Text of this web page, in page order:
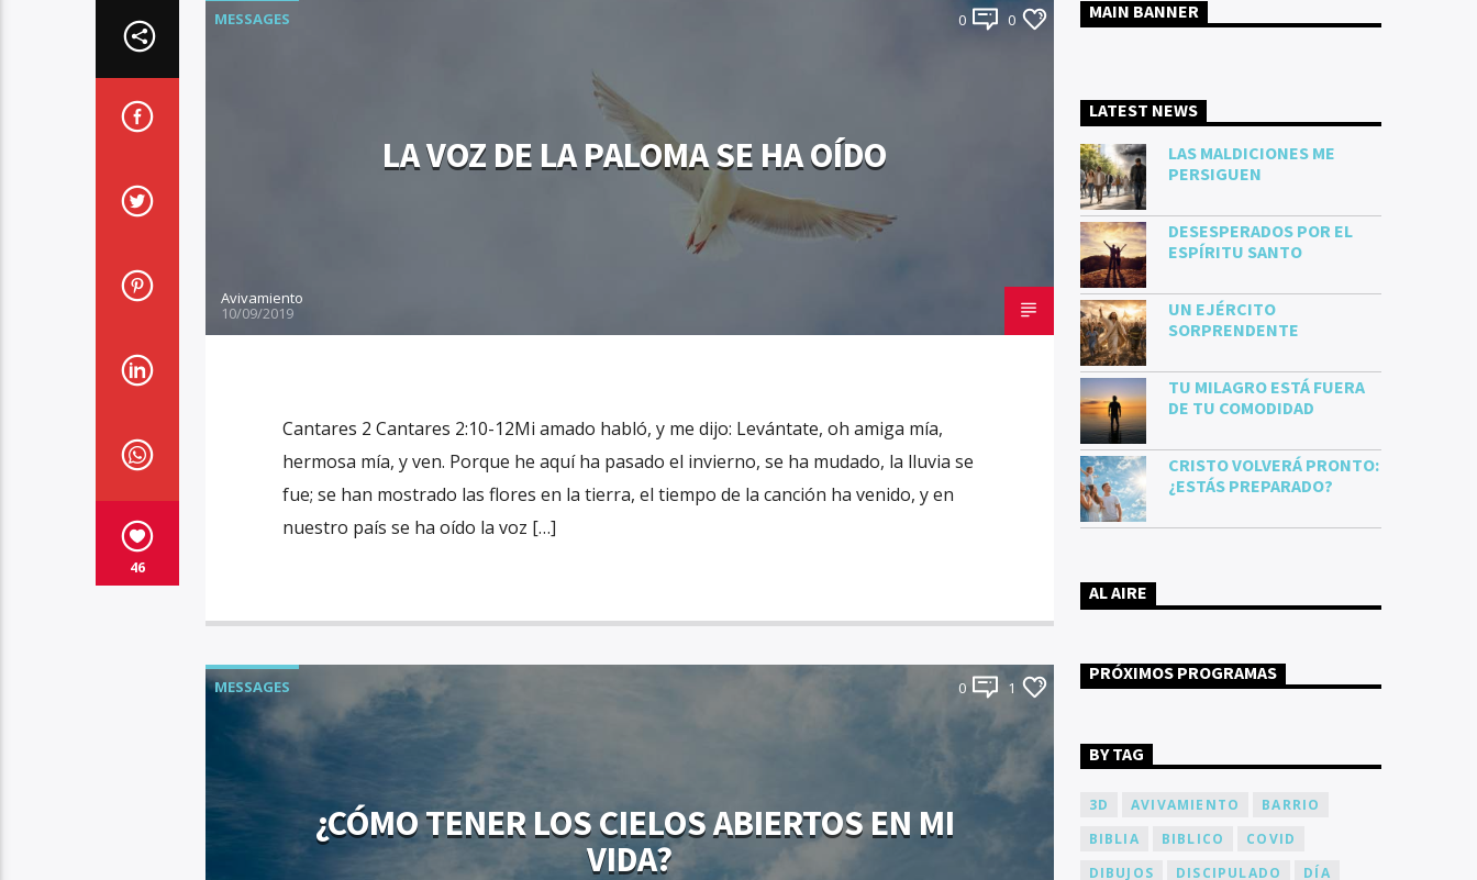
46
MESSAGES 0 0
LA VOZ DE LA PALOMA SE HA OÍDO
Avivamiento
10/09/2019
Cantares 2 Cantares 2:10-12Mi amado habló, y me dijo: Levántate, oh amiga mía,
hermosa mía, y ven. Porque he aquí ha pasado el invierno, se ha mudado, la lluvia se
fue; se han mostrado las flores en la tierra, el tiempo de la canción ha venido, y en
nuestro país se ha oído la voz […]
MESSAGES 0 1
¿CÓMO TENER LOS CIELOS ABIERTOS EN MI
VIDA?
MAIN BANNER
LATEST NEWS
LAS MALDICIONES ME
PERSIGUEN
DESESPERADOS POR EL
ESPÍRITU SANTO
UN EJÉRCITO
SORPRENDENTE
TU MILAGRO ESTÁ FUERA
DE TU COMODIDAD
CRISTO VOLVERÁ PRONTO:
¿ESTÁS PREPARADO?
AL AIRE
PRÓXIMOS PROGRAMAS
BY TAG
3D AVIVAMIENTO
BARRIO
BIBLIA
BIBLICO
COVID
DIBUJOS
DISCIPULADO DÍA